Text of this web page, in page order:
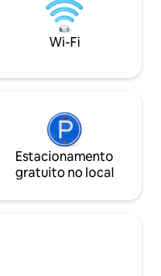
de
a
semana, na
Wi-Fi
Estacionamento
gratuito no local